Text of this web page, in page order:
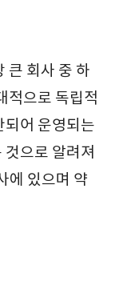
큰 회사 중 하
적으로 독립적
되어 운영되는
으로 알려져
에 있으며 약